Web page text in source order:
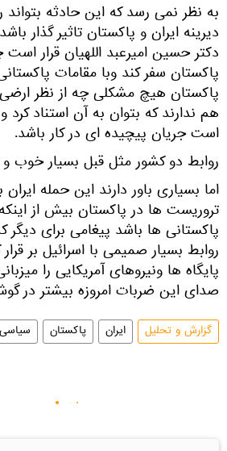
به نظر نمی رسد که این حادثه
دیرینه ایران و پاکستان تاثیر گذار
دکتر حسین امیرعبد اللهیان قرار است
پاکستان سفر کند وبا مقامات
پاکستان هیچ مشکلی چه از نظر
هم ندارند که بتوان به آن استناد کرد
است جریان پیچیده ای در کار باشد.
روابط دو کشور مثل قبل بسیار خوب
اما بسیاری باور دارند این حمله
تروریست ها در پاکستان بیش از
پاکستانی ها باشد پیغامی برای
روابط بسیار صمیمی با اسرائیل بر قرار
پایگاه ها ونیروهای آمریکایی را
صدای این ضربات امروزه بیشتر در
گزارش و تحلیل ایران پاکستان سیاسی